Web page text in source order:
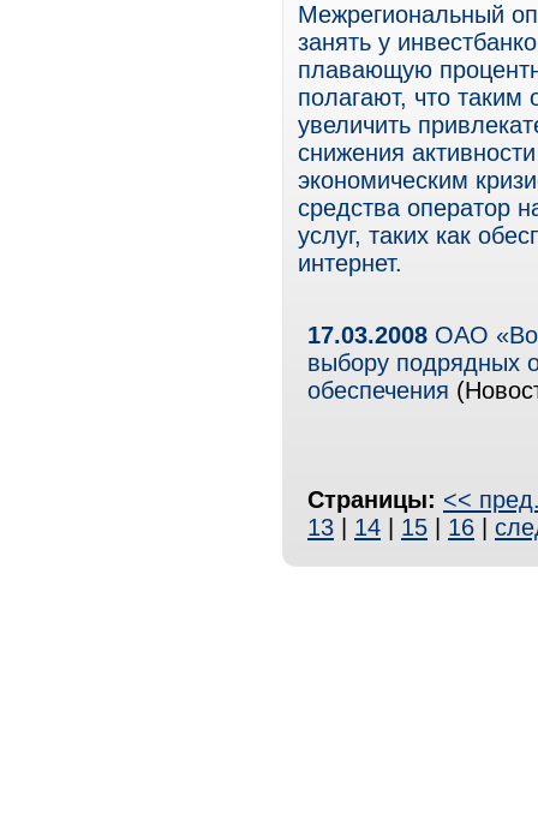
Межрегиональный
занять у
плавающую
полагают, что таким
увеличить
снижения
экономическим
средства оператор
услуг, таких как
интернет.
17.03.2008 ОАО
выбору подрядных
обеспечения
Страницы: <<
13
14 15 16